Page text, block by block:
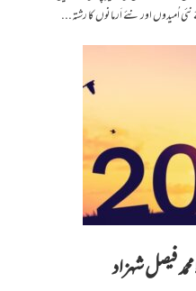
اُمیدوں اور نئے اَرمانوں کا رشتہ...